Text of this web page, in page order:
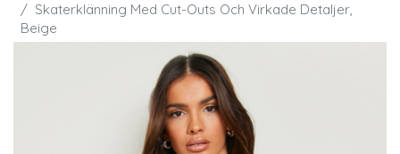
Skaterklänning Med Cut-Outs Och Virkade Detaljer,
Beige